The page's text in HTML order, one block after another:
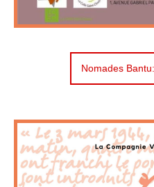
Nomades